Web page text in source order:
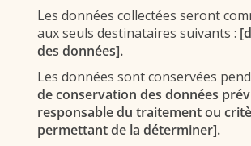
Les données collectées seront
aux seuls destinataires suivants :
des données].
Les données sont conservées
de conservation des données
responsable du traitement ou
permettant de la déterminer].